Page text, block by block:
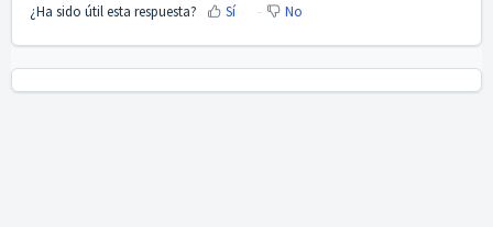
¿Ha sido útil esta respuesta? Sí No